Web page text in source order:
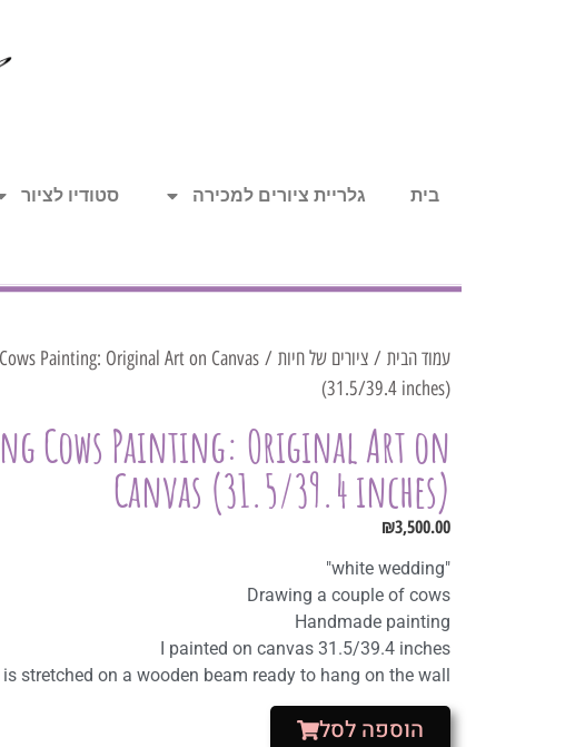
בית גלריית ציורים למכירה סטודיו לציור
עמוד הבית / ציורים של חיות
Painting: Original Art on Canvas
(31.5/39.4 inches)
Cows Painting: Original Art on
Canvas (31.5/39.4 inches)
₪3,500.00
"white wedding"
Drawing a couple of cows
Handmade painting
I painted on canvas 31.5/39.4 inches
stretched on a wooden beam ready to hang on the wall
הוספה לסל